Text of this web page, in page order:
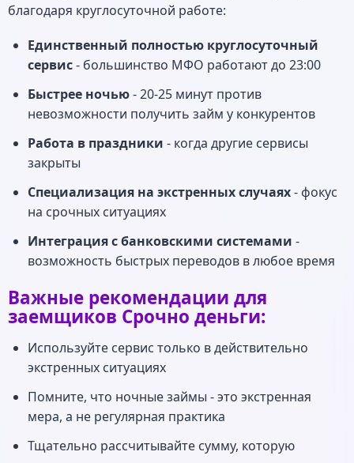
благодаря круглосуточной работе:
Единственный полностью круглосуточный
сервис- большинство МФО работают до 23:00
Быстрее ночью- 20-25 минут против
невозможности получить займ у конкурентов
Работа в праздники - когда другие сервисы
закрыты
Специализация на экстренных случаях- фокус
на срочных ситуациях
Интеграция с банковскими системами -
возможность быстрых переводов в любое время
Важные рекомендации для
заемщиков Срочно деньги:
Используйте сервис только в действительно
экстренных ситуациях
Помните, что ночные займы - это экстренная
мера, а не регулярная практика
Тщательно рассчитывайте сумму, которую